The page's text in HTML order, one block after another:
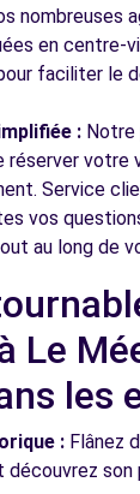
nombreuses
en centre-
faciliter le
:
réserver votre
Service
vos
au long de
Le
les
: Flânez
son